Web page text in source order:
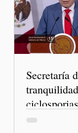
Secretaría